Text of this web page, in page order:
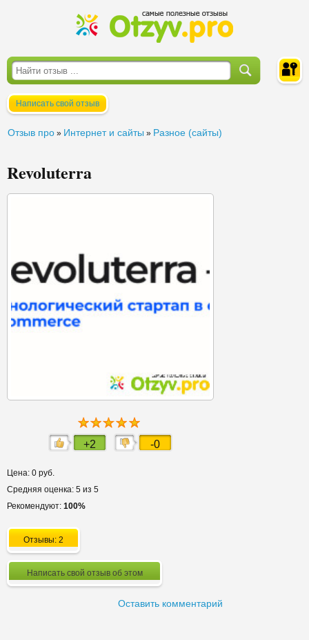
Написать свой отзыв
Отзыв про » Интернет и сайты » Разное (сайты)
Revoluterra
+2 -0
Цена: 0 руб.
Средняя оценка: 5 из 5
Рекомендуют: 100%
Отзывы: 2
Написать свой отзыв об этом
Оставить комментарий